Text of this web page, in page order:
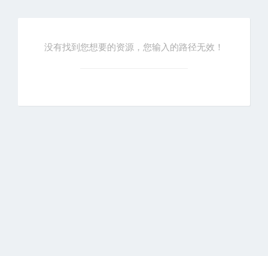
没有找到您想要的资源，您输入的路径无效！